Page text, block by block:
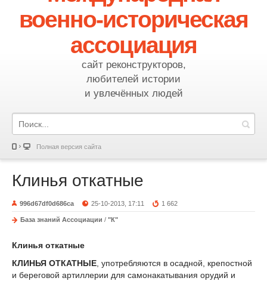
военно-историческая
ассоциация
сайт реконструкторов,
любителей истории
и увлечённых людей
Полная версия сайта
Клинья откатные
996d67df0d686ca 25-10-2013, 17:11 1 662
База знаний Ассоциации / "К"
Клинья откатные
КЛИНЬЯ ОТКАТНЫЕ , употребляются в осадной, крепостной
и береговой артиллерии для самонакатывания орудий и